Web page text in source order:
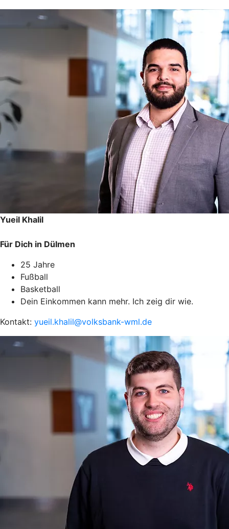
Yueil Khalil
Für Dich in Dülmen
25 Jahre
Fußball
Basketball
Dein Einkommen kann mehr. Ich zeig dir wie.
Kontakt: yueil.khalil@volksbank-wml.de